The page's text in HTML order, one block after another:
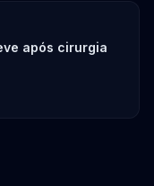
após cirurgia